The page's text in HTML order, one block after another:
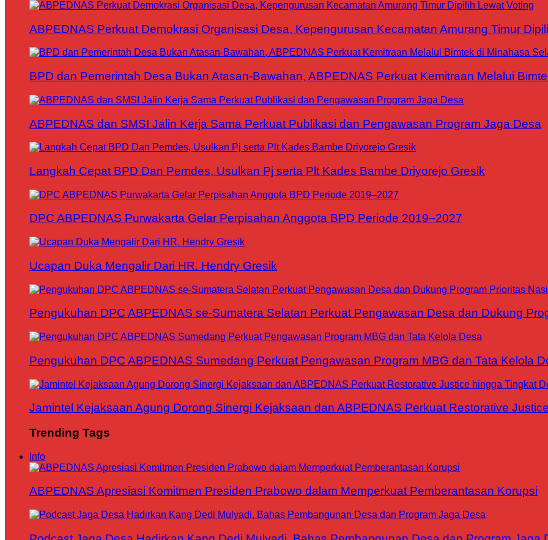
ABPEDNAS Perkuat Demokrasi Organisasi Desa, Kepengurusan Kecamatan Amurang Timur
BPD dan Pemerintah Desa Bukan Atasan-Bawahan, ABPEDNAS Perkuat Kemitraan Melalui
ABPEDNAS dan SMSI Jalin Kerja Sama Perkuat Publikasi dan Pengawasan Program Jaga Desa
Langkah Cepat BPD Dan Pemdes, Usulkan Pj serta Plt Kades Bambe Driyorejo Gresik
DPC ABPEDNAS Purwakarta Gelar Perpisahan Anggota BPD Periode 2019–2027
Ucapan Duka Mengalir Dari HR. Hendry Gresik
Pengukuhan DPC ABPEDNAS se-Sumatera Selatan Perkuat Pengawasan Desa dan Dukung
Pengukuhan DPC ABPEDNAS Sumedang Perkuat Pengawasan Program MBG dan Tata Kelola
Jamintel Kejaksaan Agung Dorong Sinergi Kejaksaan dan ABPEDNAS Perkuat Restorative
Trending Tags
Info
ABPEDNAS Apresiasi Komitmen Presiden Prabowo dalam Memperkuat Pemberantasan Korupsi